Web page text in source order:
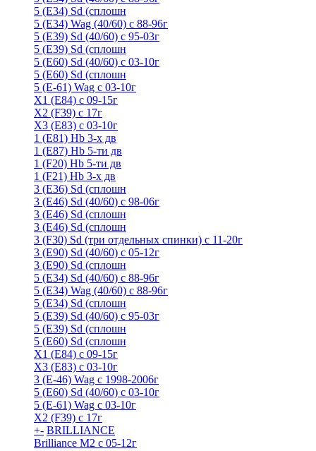
5 (E34) Sd (сплошн
5 (E34) Wag (40/60) с 88-96г
5 (E39) Sd (40/60) с 95-03г
5 (E39) Sd (сплошн
5 (E60) Sd (40/60) с 03-10г
5 (E60) Sd (сплошн
5 (Е-61) Wag с 03-10г
X1 (E84) с 09-15г
X2 (F39) с 17г
X3 (E83) с 03-10г
1 (Е81) Hb 3-х дв
1 (Е87) Hb 5-ти дв
1 (F20) Hb 5-ти дв
1 (F21) Hb 3-х дв
3 (E36) Sd (сплошн
3 (Е46) Sd (40/60) с 98-06г
3 (Е46) Sd (сплошн
3 (E46) Sd (сплошн
3 (F30) Sd (три отдельных спинки) с 11-20г
3 (Е90) Sd (40/60) с 05-12г
3 (Е90) Sd (сплошн
5 (E34) Sd (40/60) с 88-96г
5 (E34) Wag (40/60) с 88-96г
5 (E34) Sd (сплошн
5 (E39) Sd (40/60) с 95-03г
5 (E39) Sd (сплошн
5 (E60) Sd (сплошн
X1 (E84) с 09-15г
X3 (E83) с 03-10г
3 (Е-46) Wag с 1998-2006г
5 (E60) Sd (40/60) с 03-10г
5 (Е-61) Wag с 03-10г
X2 (F39) с 17г
+- BRILLIANCE
Brilliance M2 с 05-12г